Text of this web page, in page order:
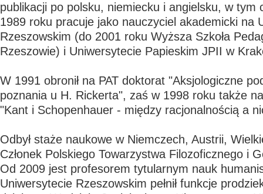
publikacji po polsku, niemiecku i angielsku, w tym
1989 roku pracuje jako nauczyciel akademicki na
Rzeszowskim (do 2001 roku Wyższa Szkoła
Rzeszowie) i Uniwersytecie Papieskim JPII w
W 1991 obronił na PAT doktorat "Aksjologiczne
poznania u H. Rickerta", zaś w 1998 roku także
"Kant i Schopenhauer - między racjonalnością a
Odbył staże naukowe w Niemczech, Austrii,
Członek Polskiego Towarzystwa Filozoficznego i
Od 2009 jest profesorem tytularnym nauk
Uniwersytecie Rzeszowskim pełnił funkcje